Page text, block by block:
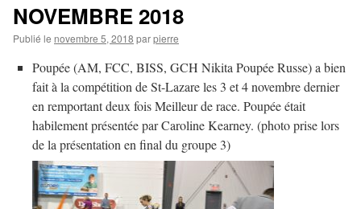
NOVEMBRE 2018
Publié le novembre 5, 2018 parpierre
Poupée (AM, FCC, BISS, GCH Nikita Poupée Russe) a bien
fait à la compétition de St-Lazare les 3 et 4 novembre dernier
en remportant deux fois Meilleur de race. Poupée était
habilement présentée par Caroline Kearney. (photo prise lors
de la présentation en final du groupe 3)